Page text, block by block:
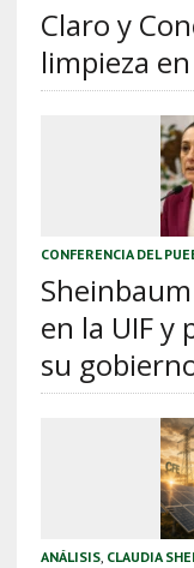
Claro y
limpieza
CONFERENCIA DEL
en la UIF y
su
ANÁLISIS, CLAUDIA